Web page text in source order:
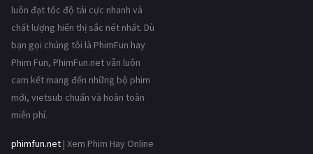
luôn đạt tốc độ tải cực nhanh và
chất lượng hiển thị sắc nét nhất. Dù
bạn gọi chúng tôi là PhimFun hay
Phim Fun, PhimFun.net vẫn luôn
cam kết mang đến những bộ phim
mới, vietsub chuẩn và hoàn toàn
miễn phí.
phimfun.net | Xem Phim Hay Online